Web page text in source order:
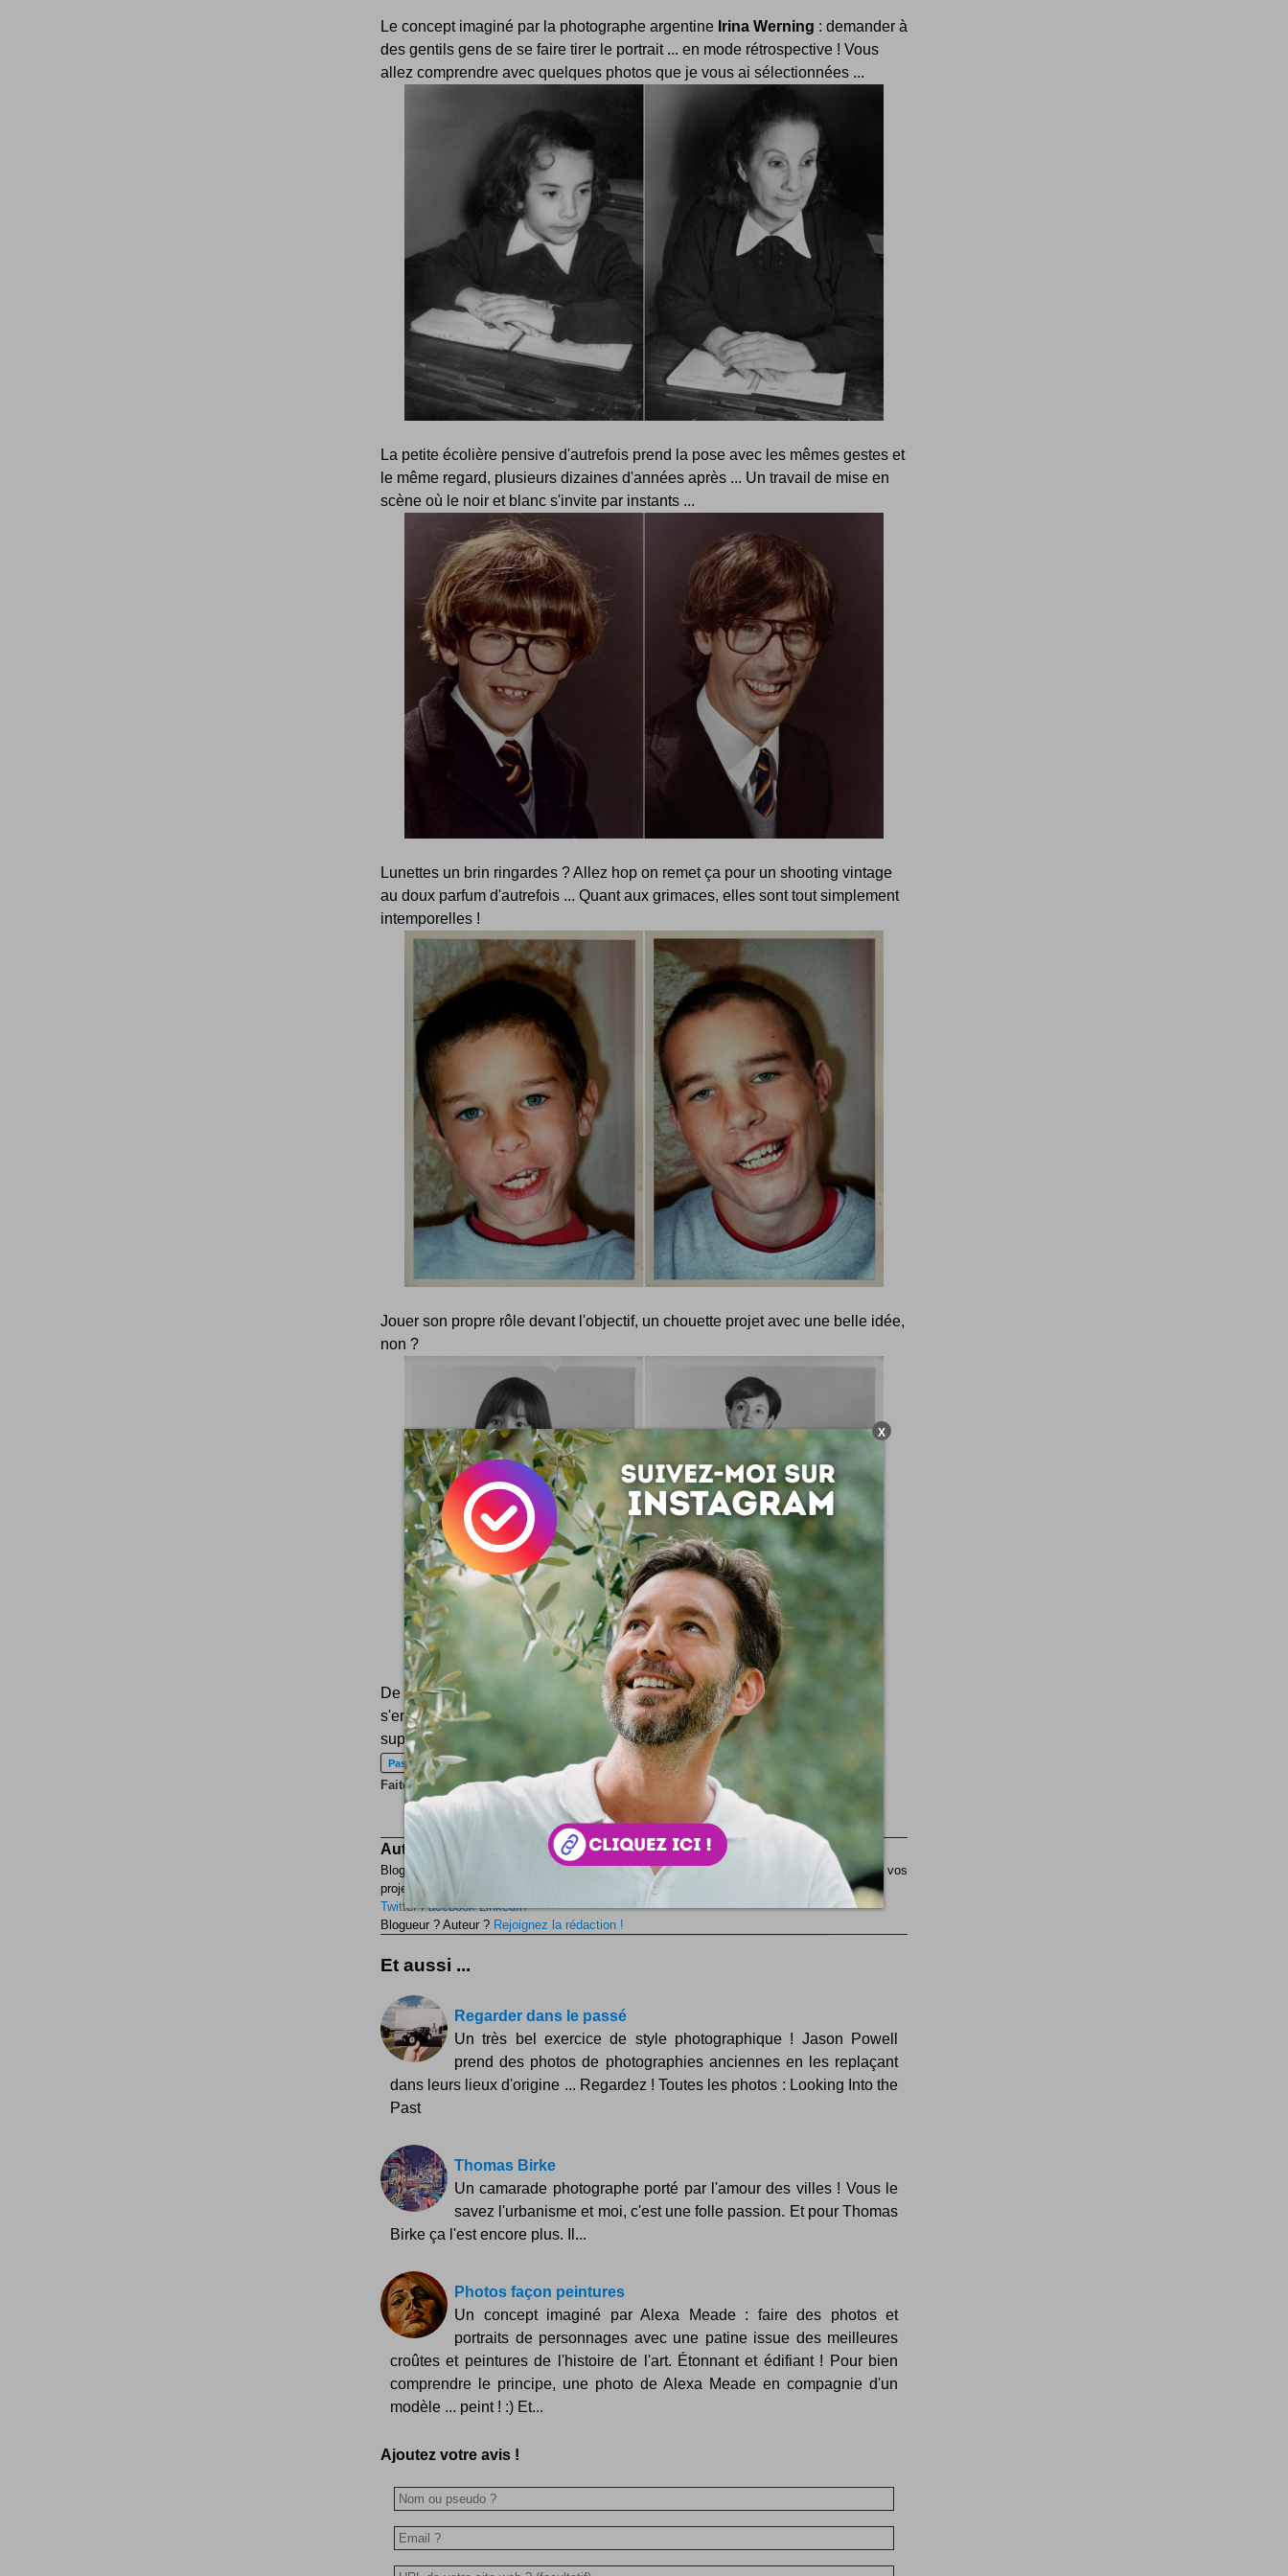
Le concept imaginé par la photographe argentine Irina Werning : demander à
des gentils gens de se faire tirer le portrait ... en mode rétrospective ! Vous
allez comprendre avec quelques photos que je vous ai sélectionnées ...
La petite écolière pensive d'autrefois prend la pose avec les mêmes gestes et
le même regard, plusieurs dizaines d'années après ... Un travail de mise en
scène où le noir et blanc s'invite par instants ...
Lunettes un brin ringardes ? Allez hop on remet ça pour un shooting vintage
au doux parfum d'autrefois ... Quant aux grimaces, elles sont tout simplement
intemporelles !
Jouer son propre rôle devant l'objectif, un chouette projet avec une belle idée,
non ?
De quoi se questionner un chouïa sur le temps qui passe et les rides qui
s'entassent ! Perso : j'adhère et j'adore ! Pour voir toute la série de ces
superbes clichés, rendez-vous donc prestement sur
irinawerning.com
Passé Présent Portraits Concept
Faites plaisir à vos amis : partagez !
Save
Auteur : Simon Tripnaux
Blogueur lifestyle - Content manager & expert SEO. Mon job, rendre visible et lisible vos
projets par les mots. Adepte de l'écriture depuis 1978.
Twitter Facebook LinkedIn
Blogueur ? Auteur ? Rejoignez la rédaction !
Et aussi ...
Regarder dans le passé
Un très bel exercice de style photographique ! Jason Powell
prend des photos de photographies anciennes en les replaçant
dans leurs lieux d'origine ... Regardez ! Toutes les photos : Looking Into the
Past
Thomas Birke
Un camarade photographe porté par l'amour des villes ! Vous le
savez l'urbanisme et moi, c'est une folle passion. Et pour Thomas
Birke ça l'est encore plus. Il...
Photos façon peintures
Un concept imaginé par Alexa Meade : faire des photos et
portraits de personnages avec une patine issue des meilleures
croûtes et peintures de l'histoire de l'art. Étonnant et édifiant ! Pour bien
comprendre le principe, une photo de Alexa Meade en compagnie d'un
modèle ... peint ! :) Et...
Ajoutez votre avis !
X